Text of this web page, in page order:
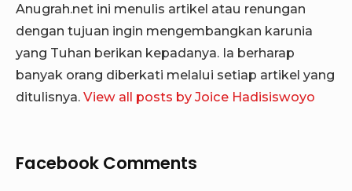
Anugrah.net ini menulis artikel atau renungan
dengan tujuan ingin mengembangkan karunia
yang Tuhan berikan kepadanya. Ia berharap
banyak orang diberkati melalui setiap artikel yang
ditulisnya. View all posts by Joice Hadisiswoyo
Facebook Comments